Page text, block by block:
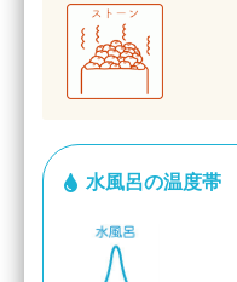
水風呂の温度帯